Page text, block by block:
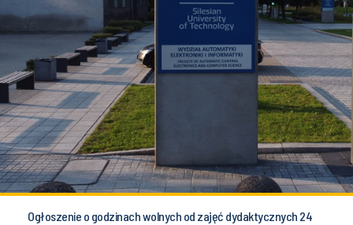
Ogłoszenie o godzinach wolnych od zajęć dydaktycznych 24